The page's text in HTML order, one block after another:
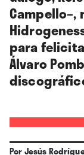
Campello–,
para
Álvaro
PorJesús